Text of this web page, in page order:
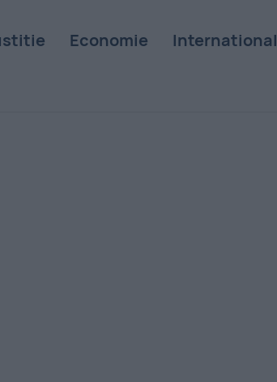
Economie International